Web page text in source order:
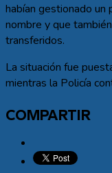
habían gestionado
nombre y que
transferidos.
La situación fue
mientras la Policía
COMPARTIR